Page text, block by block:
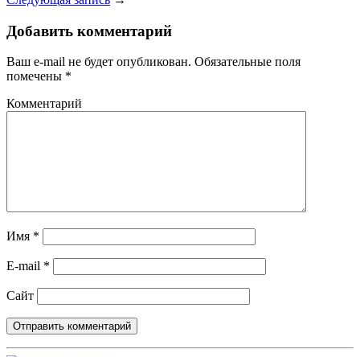
Добавить комментарий
Ваш e-mail не будет опубликован. Обязательные поля
помечены *
Комментарий
Имя *
E-mail *
Сайт